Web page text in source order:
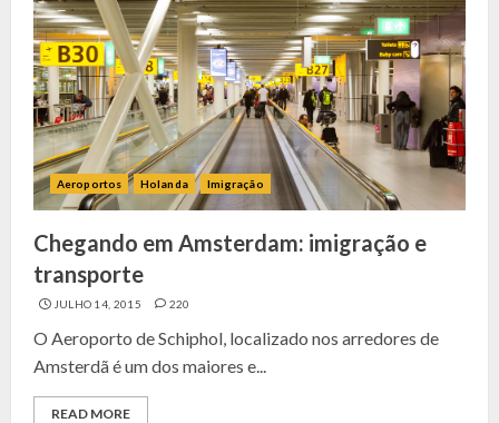
Aeroportos Holanda Imigração
Chegando em Amsterdam: imigração e
transporte
JULHO 14, 2015 220
O Aeroporto de Schiphol, localizado nos arredores de
Amsterdã é um dos maiores e...
READ MORE